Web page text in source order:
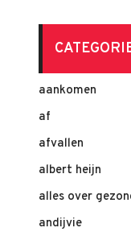
aankomen
af
afvallen
albert heijn
alles over
andijvie